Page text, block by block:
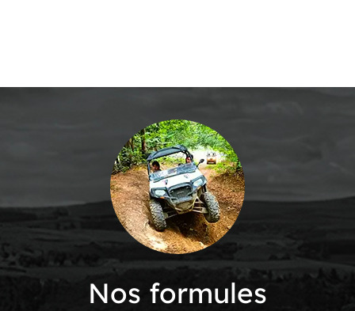
Nos formules